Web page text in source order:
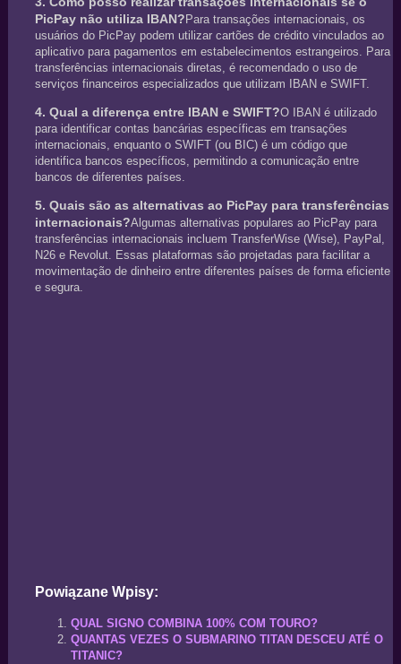
PicPay não utiliza IBAN? Para transações internacionais, os
usuários do PicPay podem utilizar cartões de crédito vinculados ao
aplicativo para pagamentos em estabelecimentos estrangeiros. Para
transferências internacionais diretas, é recomendado o uso de
serviços financeiros especializados que utilizam IBAN e SWIFT.
4. Qual a diferença entre IBAN e SWIFT?O IBAN é utilizado
para identificar contas bancárias específicas em transações
internacionais, enquanto o SWIFT (ou BIC) é um código que
identifica bancos específicos, permitindo a comunicação entre
bancos de diferentes países.
5. Quais são as alternativas ao PicPay para transferências
internacionais?Algumas alternativas populares ao PicPay para
transferências internacionais incluem TransferWise (Wise), PayPal,
N26 e Revolut. Essas plataformas são projetadas para facilitar a
movimentação de dinheiro entre diferentes países de forma eficiente
e segura.
Powiązane Wpisy:
QUAL SIGNO COMBINA 100% COM TOURO?
QUANTAS VEZES O SUBMARINO TITAN DESCEU ATÉ O
TITANIC?